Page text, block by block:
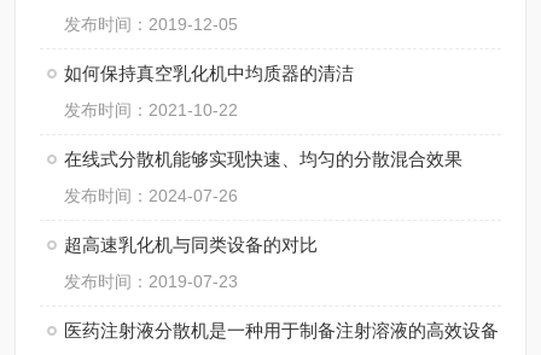
发布时间：2019-12-05
如何保持真空乳化机中均质器的清洁
发布时间：2021-10-22
在线式分散机能够实现快速、均匀的分散混合效果
发布时间：2024-07-26
超高速乳化机与同类设备的对比
发布时间：2019-07-23
医药注射液分散机是一种用于制备注射溶液的高效设备